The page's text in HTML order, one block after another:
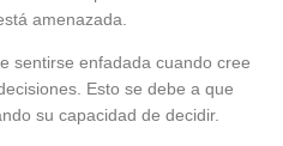
amenazada.
sentirse enfadada cuando cree
Esto se debe a que
su capacidad de decidir.